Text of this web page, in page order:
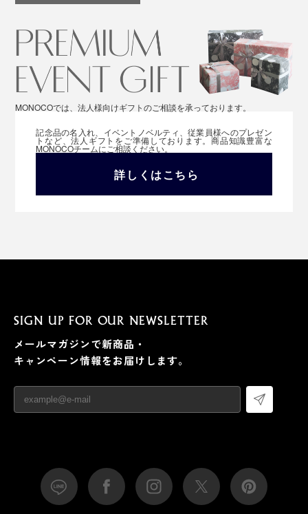
MONOCOでは、法人様向けギフトのご相談を承っております。
記念品の名入れ、イベントノベルティ、従業員様へのプレゼン
トなど、法人ギフトをご準備しております。商品知識豊富な
MONOCOチームにご相談ください。
詳しくはこちら
SIGN UP FOR OUR NEWSLETTER
メールマガジンで新商品・
キャンペーン情報をお届けします。